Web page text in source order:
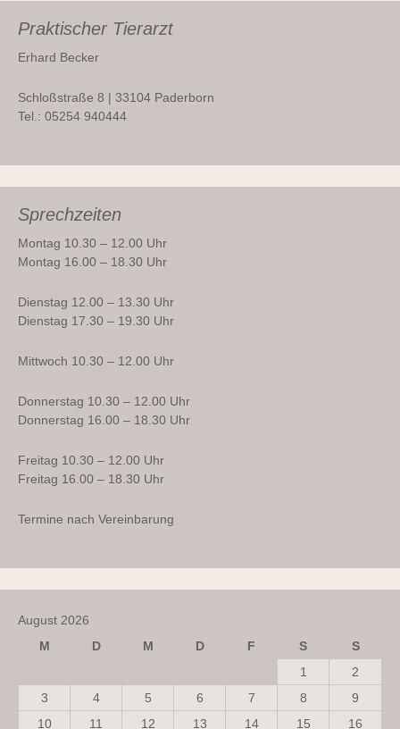
Praktischer Tierarzt
Erhard Becker
Schloßstraße 8 | 33104 Paderborn
Tel.: 05254 940444
Sprechzeiten
Montag 10.30 – 12.00 Uhr
Montag 16.00 – 18.30 Uhr
Dienstag 12.00 – 13.30 Uhr
Dienstag 17.30 – 19.30 Uhr
Mittwoch 10.30 – 12.00 Uhr
Donnerstag 10.30 – 12.00 Uhr
Donnerstag 16.00 – 18.30 Uhr
Freitag 10.30 – 12.00 Uhr
Freitag 16.00 – 18.30 Uhr
Termine nach Vereinbarung
August 2026
M
D M D F S
S
1
2
3
4 5 6 7 8
9
10
11 12 13 14 15 16